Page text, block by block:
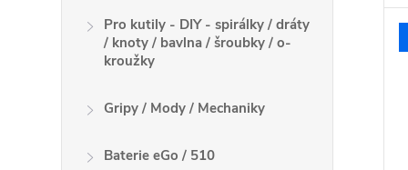
Pro kutily - DIY - spirálky / dráty
/ knoty / bavlna / šroubky / o-
kroužky
Gripy / Mody / Mechaniky
Baterie eGo / 510